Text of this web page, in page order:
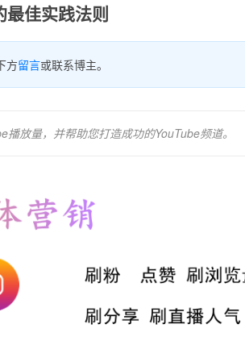
佳实践法则
方留言或联系博主。
放量，并帮助您打造成功的YouTube频道。